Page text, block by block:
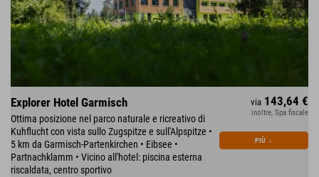
Explorer Hotel Garmisch
Ottima posizione nel parco naturale e ricreativo di
Kuhflucht con vista sullo Zugspitze e sull'Alpspitze •
5 km da Garmisch-Partenkirchen • Eibsee •
Partnachklamm • Vicino all'hotel: piscina esterna
riscaldata, centro sportivo
via 143,64 €
inoltre, Spa fiscale
PIÙ ↓